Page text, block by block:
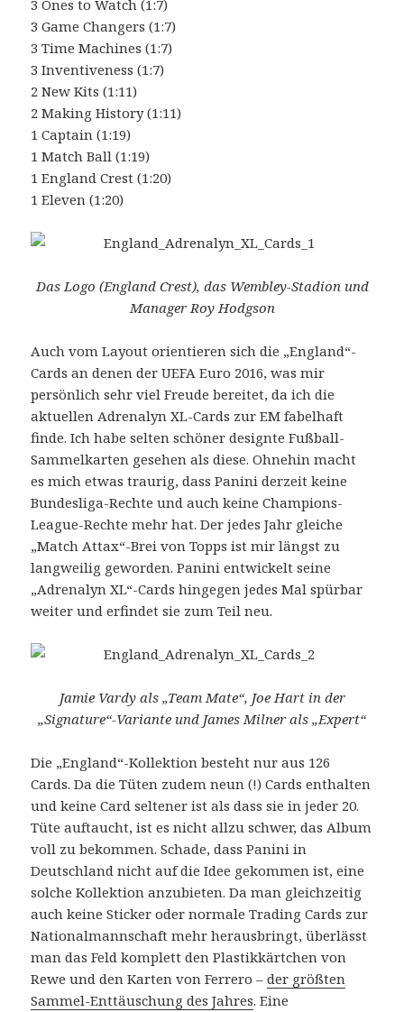
3 Ones to Watch (1:7)
3 Game Changers (1:7)
3 Time Machines (1:7)
3 Inventiveness (1:7)
2 New Kits (1:11)
2 Making History (1:11)
1 Captain (1:19)
1 Match Ball (1:19)
1 England Crest (1:20)
1 Eleven (1:20)
Das Logo (England Crest), das Wembley-Stadion und
Manager Roy Hodgson
Auch vom Layout orientieren sich die „England“-
Cards an denen der UEFA Euro 2016, was mir
persönlich sehr viel Freude bereitet, da ich die
aktuellen Adrenalyn XL-Cards zur EM fabelhaft
finde. Ich habe selten schöner designte Fußball-
Sammelkarten gesehen als diese. Ohnehin macht
es mich etwas traurig, dass Panini derzeit keine
Bundesliga-Rechte und auch keine Champions-
League-Rechte mehr hat. Der jedes Jahr gleiche
„Match Attax“-Brei von Topps ist mir längst zu
langweilig geworden. Panini entwickelt seine
„Adrenalyn XL“-Cards hingegen jedes Mal spürbar
weiter und erfindet sie zum Teil neu.
Jamie Vardy als „Team Mate“, Joe Hart in der
„Signature“-Variante und James Milner als „Expert“
Die „England“-Kollektion besteht nur aus 126
Cards. Da die Tüten zudem neun (!) Cards enthalten
und keine Card seltener ist als dass sie in jeder 20.
Tüte auftaucht, ist es nicht allzu schwer, das Album
voll zu bekommen. Schade, dass Panini in
Deutschland nicht auf die Idee gekommen ist, eine
solche Kollektion anzubieten. Da man gleichzeitig
auch keine Sticker oder normale Trading Cards zur
Nationalmannschaft mehr herausbringt, überlässt
man das Feld komplett den Plastikkärtchen von
Rewe und den Karten von Ferrero –der größten
Sammel-Enttäuschung des Jahres. Eine